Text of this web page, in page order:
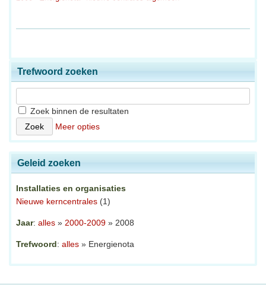
Trefwoord zoeken
Zoek binnen de resultaten
Meer opties
Geleid zoeken
Installaties en organisaties
Nieuwe kerncentrales (1)
Jaar: alles » 2000-2009 » 2008
Trefwoord: alles » Energienota